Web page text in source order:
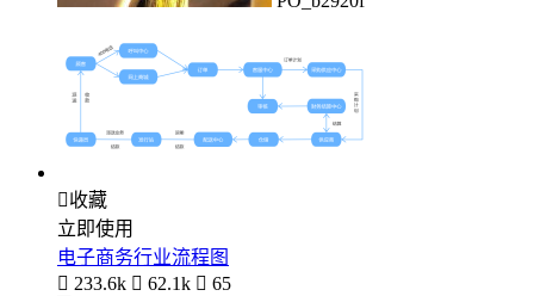
收藏
立即使用
电子商务行业流程图
 233.6k  62.1k  65